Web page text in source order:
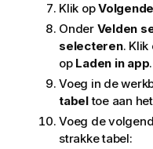
Klik opVolgende
Onder Velden
selecteren. Klik
op Laden in app.
Voeg in de
tabeltoe aan
Voeg de
strakke tabel: